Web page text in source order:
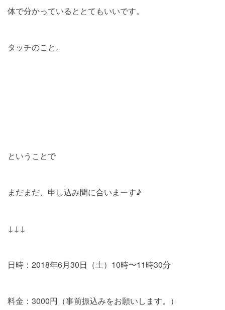
体で分かっているととてもいいです。
タッチのこと。
ということで
まだまだ、申し込み間に合いまーす♪
↓↓↓
日時：2018年6月30日（土）10時〜11時30分
料金：3000円（事前振込みをお願いします。）